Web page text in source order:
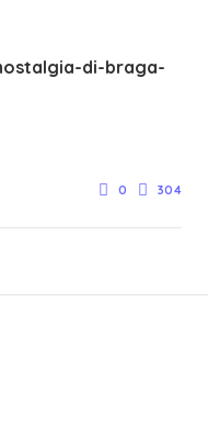
di-braga-
0 304